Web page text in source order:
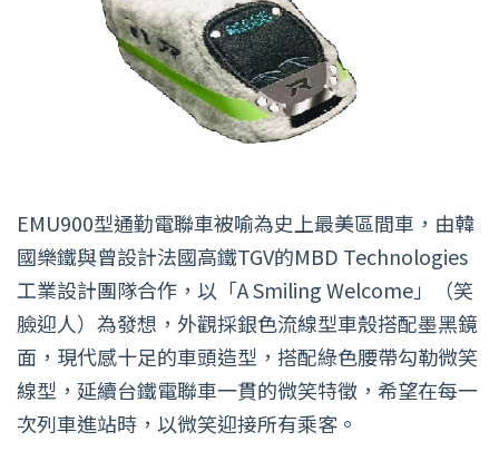
EMU900型通勤電聯車被喻為史上最美區間車，由韓
國樂鐵與曾設計法國高鐵TGV的MBD Technologies
工業設計團隊合作，以「A Smiling Welcome」（笑
臉迎人）為發想，外觀採銀色流線型車殼搭配墨黑鏡
面，現代感十足的車頭造型，搭配綠色腰帶勾勒微笑
線型，延續台鐵電聯車一貫的微笑特徵，希望在每一
次列車進站時，以微笑迎接所有乘客。